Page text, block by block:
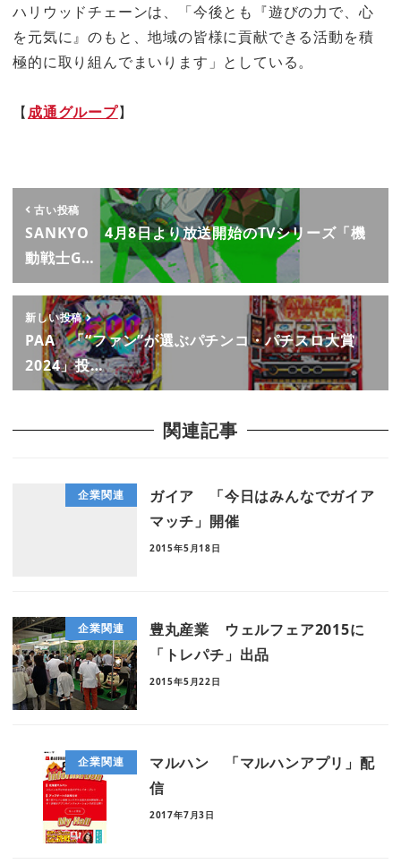
ハリウッドチェーンは、「今後とも『遊びの力で、心
を元気に』のもと、地域の皆様に貢献できる活動を積
極的に取り組んでまいります」としている。
【成通グループ】
古い投稿
SANKYO 4月8日より放送開始のTVシリーズ「機
動戦士G…
新しい投稿
PAA 「“ファン”が選ぶパチンコ・パチスロ大賞
2024」投…
関連記事
企業関連
ガイア 「今日はみんなでガイア
マッチ」開催
2015年5月18日
企業関連
豊丸産業 ウェルフェア2015に
「トレパチ」出品
2015年5月22日
企業関連
マルハン 「マルハンアプリ」配
信
2017年7月3日